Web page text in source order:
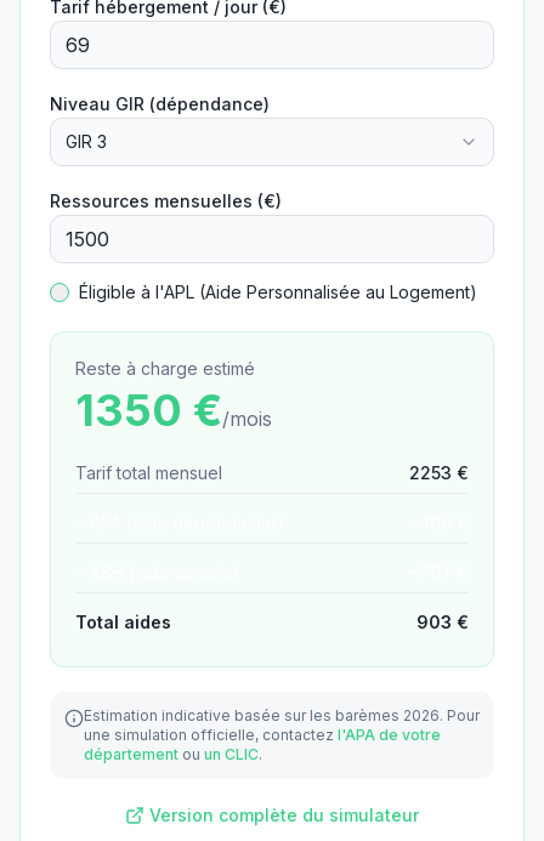
Tarif hébergement / jour (€)
Niveau GIR (dépendance)
GIR 3
Ressources mensuelles (€)
Éligible à l'APL (Aide Personnalisée au Logement)
Reste à charge estimé
1350 €/mois
Tarif total mensuel 2253 €
Total aides 903 €
Estimation indicative basée sur les barèmes 2026. Pour
une simulation officielle, contactez l'APA de votre
département ou un CLIC.
Version complète du simulateur